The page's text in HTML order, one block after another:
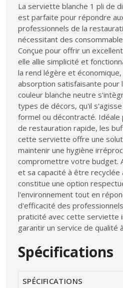
La serviette blanche 1 pli de
est parfaite pour répondre
professionnels de la
nécessitant des
Conçue pour offrir un
elle allie simplicité et
la rend légère et
absorption satisfaisante pour
couleur blanche neutre
types de décors, qu'il
formel ou décontracté.
de restauration rapide, les
cette serviette offre une
maintenir une hygiène
compromettre votre budget.
et sa capacité à être recyclée
constitue une option
l'environnement tout en
d'efficacité des
praticité avec cette serviette
garantir un service de qualité
Spécifications
SPÉCIFICATIONS